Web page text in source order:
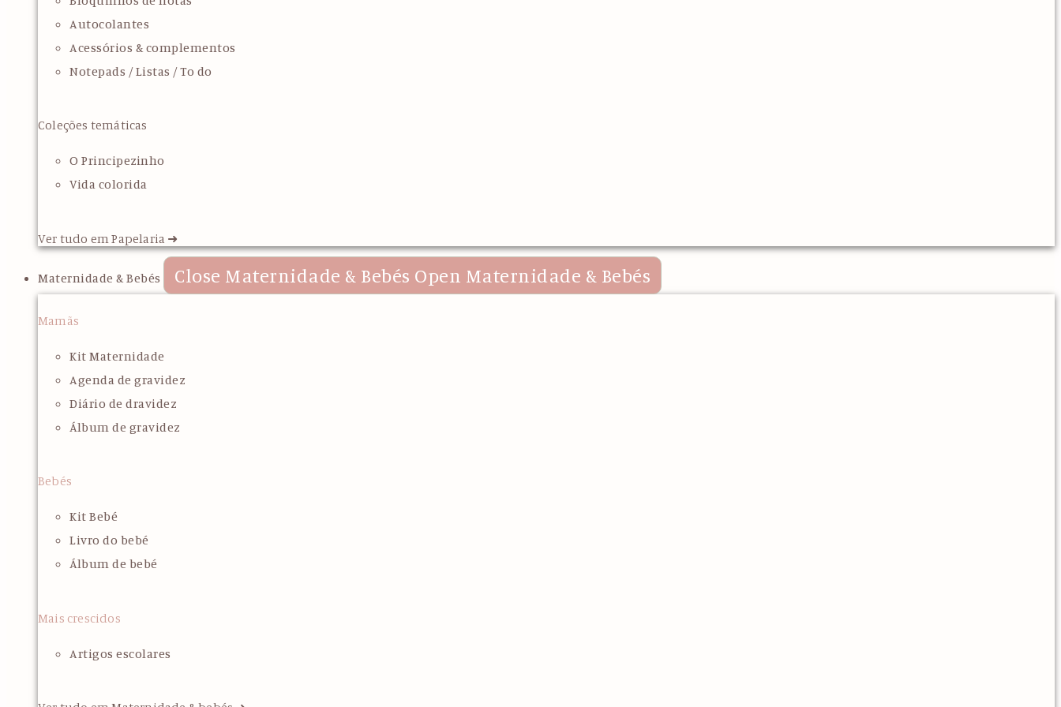
Autocolantes
Acessórios & complementos
Notepads / Listas / To do
Coleções temáticas
O Principezinho
Vida colorida
Ver tudo em Papelaria ➜
Maternidade & Bebés Close Maternidade & Bebés Open Maternidade & Bebés
Mamãs
Kit Maternidade
Agenda de gravidez
Diário de dravidez
Álbum de gravidez
Bebés
Kit Bebé
Livro do bebé
Álbum de bebé
Mais crescidos
Artigos escolares